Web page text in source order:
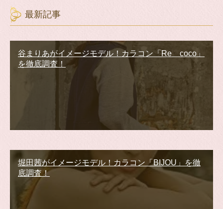
最新記事
谷まりあがイメージモデル！カラコン「Re coco」
を徹底調査！
堀田茜がイメージモデル！カラコン「BIJOU」を徹
底調査！